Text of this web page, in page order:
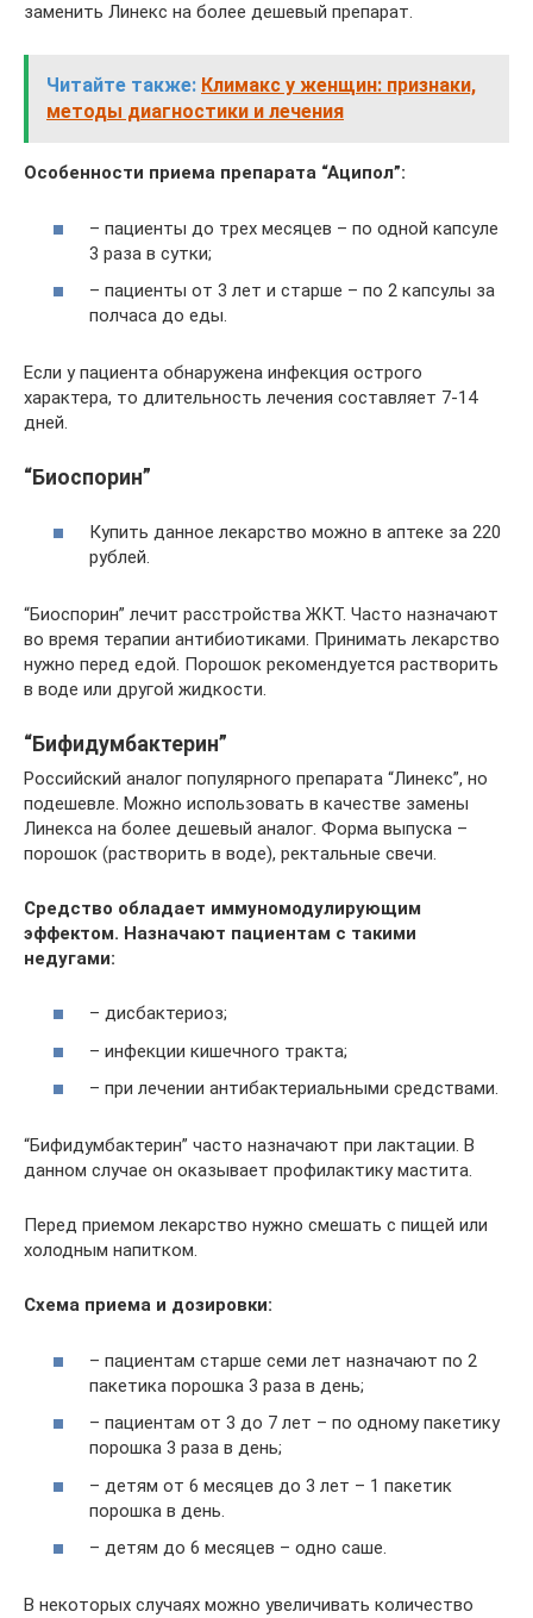
заменить Линекс на более дешевый препарат.
Читайте также: Климакс у женщин: признаки,
методы диагностики и лечения
Особенности приема препарата “Аципол”:
– пациенты до трех месяцев – по одной капсуле
3 раза в сутки;
– пациенты от 3 лет и старше – по 2 капсулы за
полчаса до еды.
Если у пациента обнаружена инфекция острого
характера, то длительность лечения составляет 7-14
дней.
“Биоспорин”
Купить данное лекарство можно в аптеке за 220
рублей.
“Биоспорин” лечит расстройства ЖКТ. Часто назначают
во время терапии антибиотиками. Принимать лекарство
нужно перед едой. Порошок рекомендуется растворить
в воде или другой жидкости.
“Бифидумбактерин”
Российский аналог популярного препарата “Линекс”, но
подешевле. Можно использовать в качестве замены
Линекса на более дешевый аналог. Форма выпуска –
порошок (растворить в воде), ректальные свечи.
Средство обладает иммуномодулирующим
эффектом. Назначают пациентам с такими
недугами:
– дисбактериоз;
– инфекции кишечного тракта;
– при лечении антибактериальными средствами.
“Бифидумбактерин” часто назначают при лактации. В
данном случае он оказывает профилактику мастита.
Перед приемом лекарство нужно смешать с пищей или
холодным напитком.
Схема приема и дозировки:
– пациентам старше семи лет назначают по 2
пакетика порошка 3 раза в день;
– пациентам от 3 до 7 лет – по одному пакетику
порошка 3 раза в день;
– детям от 6 месяцев до 3 лет – 1 пакетик
порошка в день.
– детям до 6 месяцев – одно саше.
В некоторых случаях можно увеличивать количество